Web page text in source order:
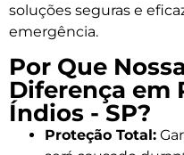
soluções seguras e
emergência.
Por Que
Diferença em
Índios - SP?
Proteção Total: